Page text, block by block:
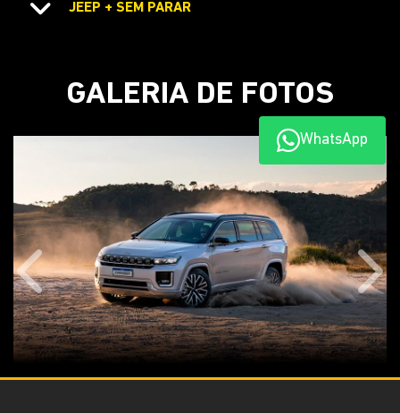
JEEP + SEM PARAR
GALERIA DE FOTOS
Anterior
WhatsApp